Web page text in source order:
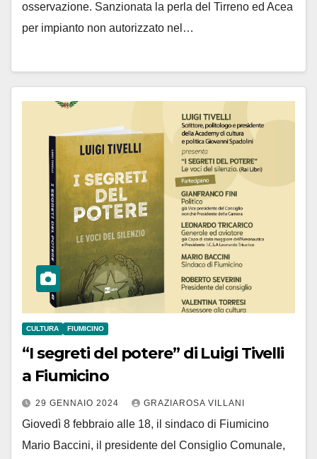
osservazione. Sanzionata la perla del Tirreno ed Acea
per impianto non autorizzato nel…
CULTURA FIUMICINO
“I segreti del potere” di Luigi Tivelli
a Fiumicino
29 GENNAIO 2024 GRAZIAROSA VILLANI
Giovedì 8 febbraio alle 18, il sindaco di Fiumicino
Mario Baccini, il presidente del Consiglio Comunale,